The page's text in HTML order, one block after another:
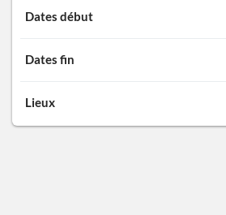
Dates début
Dates fin
Lieux